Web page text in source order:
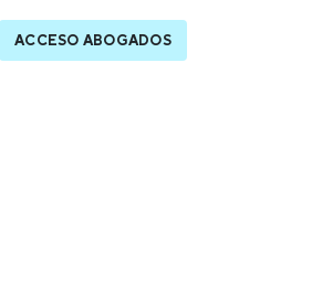
ACCESO ABOGADOS